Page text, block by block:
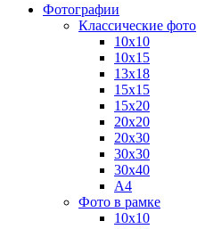
Фотографии
Классические фото
10х10
10х15
13х18
15х15
15х20
20х20
20х30
30х30
30х40
А4
Фото в рамке
10х10